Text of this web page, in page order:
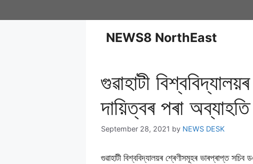
NEWS8 NorthEast
গুৱাহাটী
দায়িত্বৰ পৰা অব্যাহতি
September 28, 2021 by NEWS DESK
গুৱাহাটী বিশ্ববিদ্যালয়ৰ শ্ৰেণীসমূহৰ ভাৰপ্ৰাপ্ত সচিব